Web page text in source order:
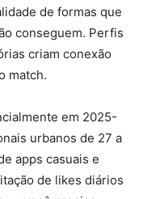
de formas que
conseguem. Perfis
criam conexão
match.
em 2025-
urbanos de 27 a
apps casuais e
de likes diários